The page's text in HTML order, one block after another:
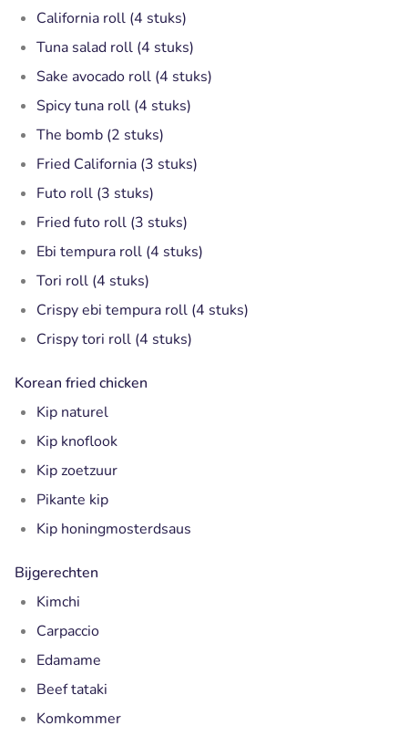
California roll (4 stuks)
Tuna salad roll (4 stuks)
Sake avocado roll (4 stuks)
Spicy tuna roll (4 stuks)
The bomb (2 stuks)
Fried California (3 stuks)
Futo roll (3 stuks)
Fried futo roll (3 stuks)
Ebi tempura roll (4 stuks)
Tori roll (4 stuks)
Crispy ebi tempura roll (4 stuks)
Crispy tori roll (4 stuks)
Korean fried chicken
Kip naturel
Kip knoflook
Kip zoetzuur
Pikante kip
Kip honingmosterdsaus
Bijgerechten
Kimchi
Carpaccio
Edamame
Beef tataki
Komkommer